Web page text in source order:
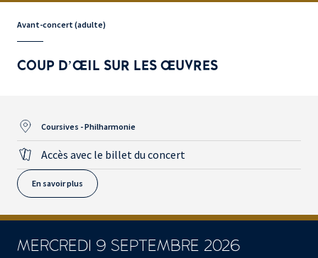
Avant-concert (adulte)
COUP D’ŒIL SUR LES ŒUVRES
Coursives - Philharmonie
Accès avec le billet du concert
En savoir plus
MERCREDI 9 SEPTEMBRE 2026